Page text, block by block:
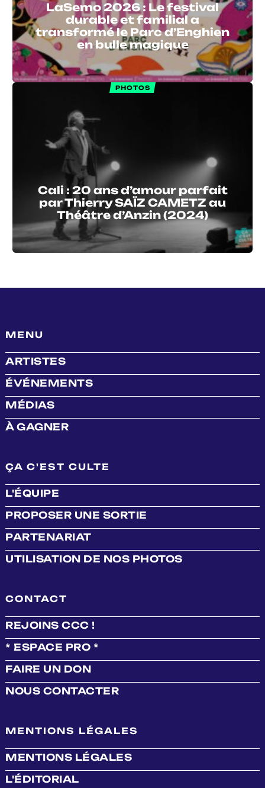
LaSemo 2026 : Le festival
durable et familial a
transformé le Parc d’Enghien
en bulle magique
PHOTOS
Cali : 20 ans d’amour parfait
par Thierry SAÏZ CAMETZ au
Théâtre d’Anzin (2024)
MENU
ARTISTES
ÉVÉNEMENTS
MÉDIAS
À GAGNER
ÇA C'EST CULTE
L'ÉQUIPE
PROPOSER UNE SORTIE
PARTENARIAT
UTILISATION DE NOS PHOTOS
CONTACT
REJOINS CCC !
* ESPACE PRO *
FAIRE UN DON
NOUS CONTACTER
MENTIONS LÉGALES
MENTIONS LÉGALES
L'ÉDITORIAL